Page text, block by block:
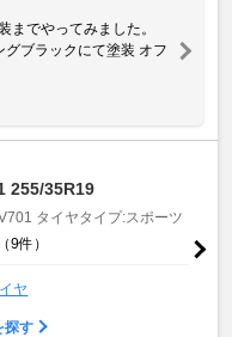
までやってみました。
グブラックにて塗装 オフ
255/35R19
タイヤタイプ:スポーツ
（9件）
ヤ
探す